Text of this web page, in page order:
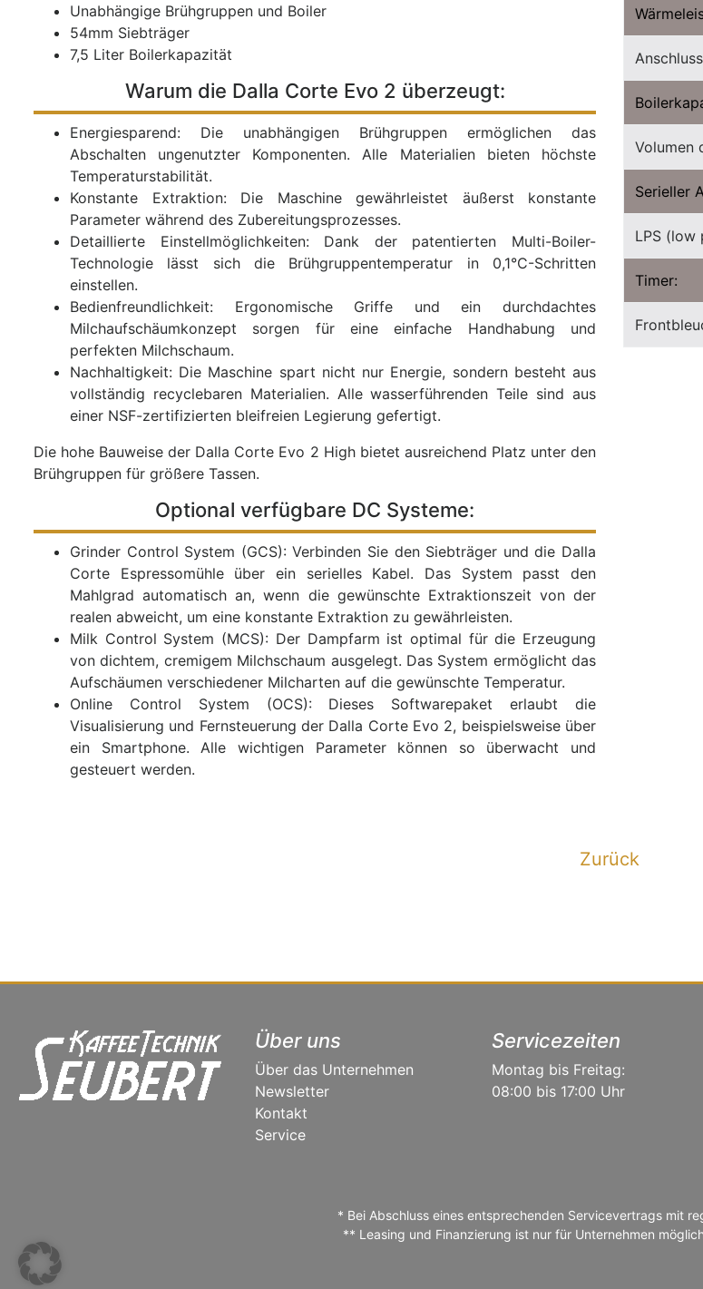
Unabhängige Brühgruppen und Boiler
54mm Siebträger
7,5 Liter Boilerkapazität
Warum die Dalla Corte Evo 2 überzeugt:
Energiesparend: Die unabhängigen Brühgruppen ermöglichen das
Abschalten ungenutzter Komponenten. Alle Materialien bieten höchste
Temperaturstabilität.
Konstante Extraktion: Die Maschine gewährleistet äußerst konstante
Parameter während des Zubereitungsprozesses.
Detaillierte Einstellmöglichkeiten: Dank der patentierten Multi-Boiler-
Technologie lässt sich die Brühgruppentemperatur in 0,1°C-Schritten
einstellen.
Bedienfreundlichkeit: Ergonomische Griffe und ein durchdachtes
Milchaufschäumkonzept sorgen für eine einfache Handhabung und
perfekten Milchschaum.
Nachhaltigkeit: Die Maschine spart nicht nur Energie, sondern besteht aus
vollständig recyclebaren Materialien. Alle wasserführenden Teile sind aus
einer NSF-zertifizierten bleifreien Legierung gefertigt.
Die hohe Bauweise der Dalla Corte Evo 2 High bietet ausreichend Platz unter den
Brühgruppen für größere Tassen.
Optional verfügbare DC Systeme:
Grinder Control System (GCS): Verbinden Sie den Siebträger und die Dalla
Corte Espressomühle über ein serielles Kabel. Das System passt den
Mahlgrad automatisch an, wenn die gewünschte Extraktionszeit von der
realen abweicht, um eine konstante Extraktion zu gewährleisten.
Milk Control System (MCS): Der Dampfarm ist optimal für die Erzeugung
von dichtem, cremigem Milchschaum ausgelegt. Das System ermöglicht das
Aufschäumen verschiedener Milcharten auf die gewünschte Temperatur.
Online Control System (OCS): Dieses Softwarepaket erlaubt die
Visualisierung und Fernsteuerung der Dalla Corte Evo 2, beispielsweise über
ein Smartphone. Alle wichtigen Parameter können so überwacht und
gesteuert werden.
Volumen
Serieller
LPS (low
Timer:
Zurück
Über uns
Über das Unternehmen
Newsletter
Kontakt
Service
Servicezeiten
Montag bis Freitag:
08:00 bis 17:00 Uhr
* Bei Abschluss eines entsprechenden Servicevertrags mit
** Leasing und Finanzierung ist nur für Unternehmen